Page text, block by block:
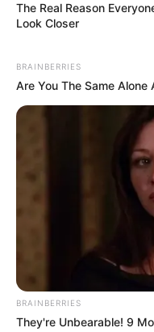
The Real Reason
Look Closer
BRAINBERRIES
Are You The Same
BRAINBERRIES
They're Unbearable! 9